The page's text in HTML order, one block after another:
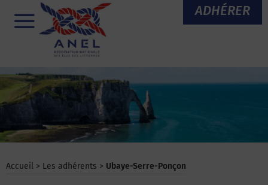
ADHÉRER
Menu
Accueil > Les adhérents > Ubaye-Serre-Ponçon